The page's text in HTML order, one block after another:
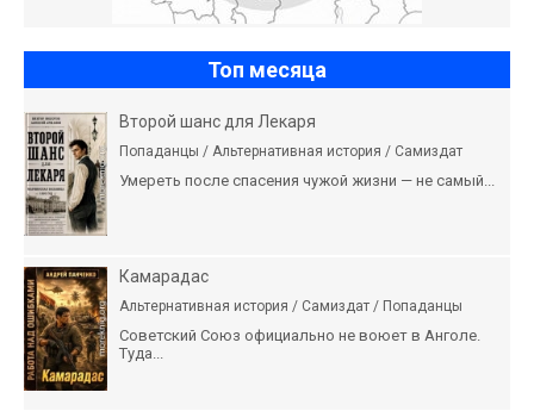
Топ месяца
Второй шанс для Лекаря
Попаданцы / Альтернативная история / Самиздат
Умереть после спасения чужой жизни — не самый...
Камарадас
Альтернативная история / Самиздат / Попаданцы
Советский Союз официально не воюет в Анголе.
Туда...